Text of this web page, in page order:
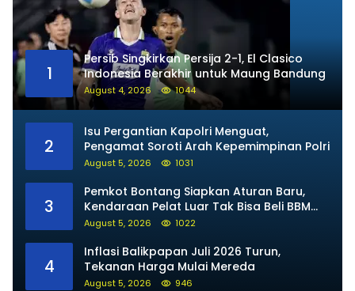
1
Persib Singkirkan Persija 2-1, El Clasico
Indonesia Berakhir untuk Maung Bandung
August 4, 2026 1044
2
Isu Pergantian Kapolri Menguat,
Pengamat Soroti Arah Kepemimpinan Polri
August 5, 2026 1031
3
Pemkot Bontang Siapkan Aturan Baru,
Kendaraan Pelat Luar Tak Bisa Beli BBM
Subsidi
August 5, 2026 1022
4
Inflasi Balikpapan Juli 2026 Turun,
Tekanan Harga Mulai Mereda
August 5, 2026 946